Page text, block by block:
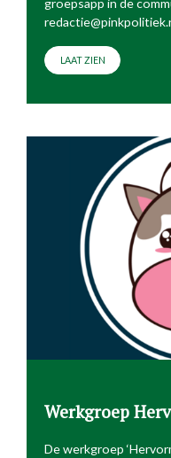
groepsapp in de
LAAT ZIEN
Werkgroep
De werkgroep